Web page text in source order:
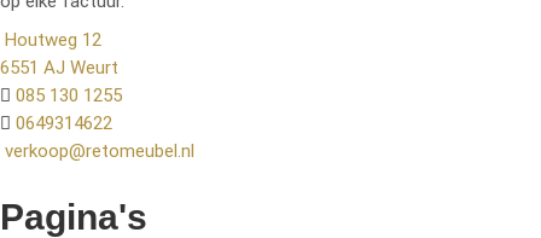
Houtweg 12
6551 AJ Weurt
085 130 1255
0649314622
verkoop@retomeubel.nl
Pagina's